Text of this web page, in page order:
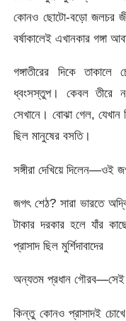
কোনও ছোটো-বড়ো জলচর
বর্ষাকালেই এখানকার গঙ্গা
গঙ্গাতীরের দিকে
ধ্বংসস্তুপ। কেবল তীরে
সেখানে। বোঝা গেল, যেখান
ছিল মানুষের বসতি।
সঙ্গীরা দেখিয়ে দিলেন—ওই
জগৎ শেঠ? সারা ভারতে
টাকার দরকার হলে যাঁর
প্রাসাদ ছিল মুর্শিদাবাদের
অন্যতম প্রধান গৌরব—সেই
কিন্তু কোনও প্রাসাদই চোখে